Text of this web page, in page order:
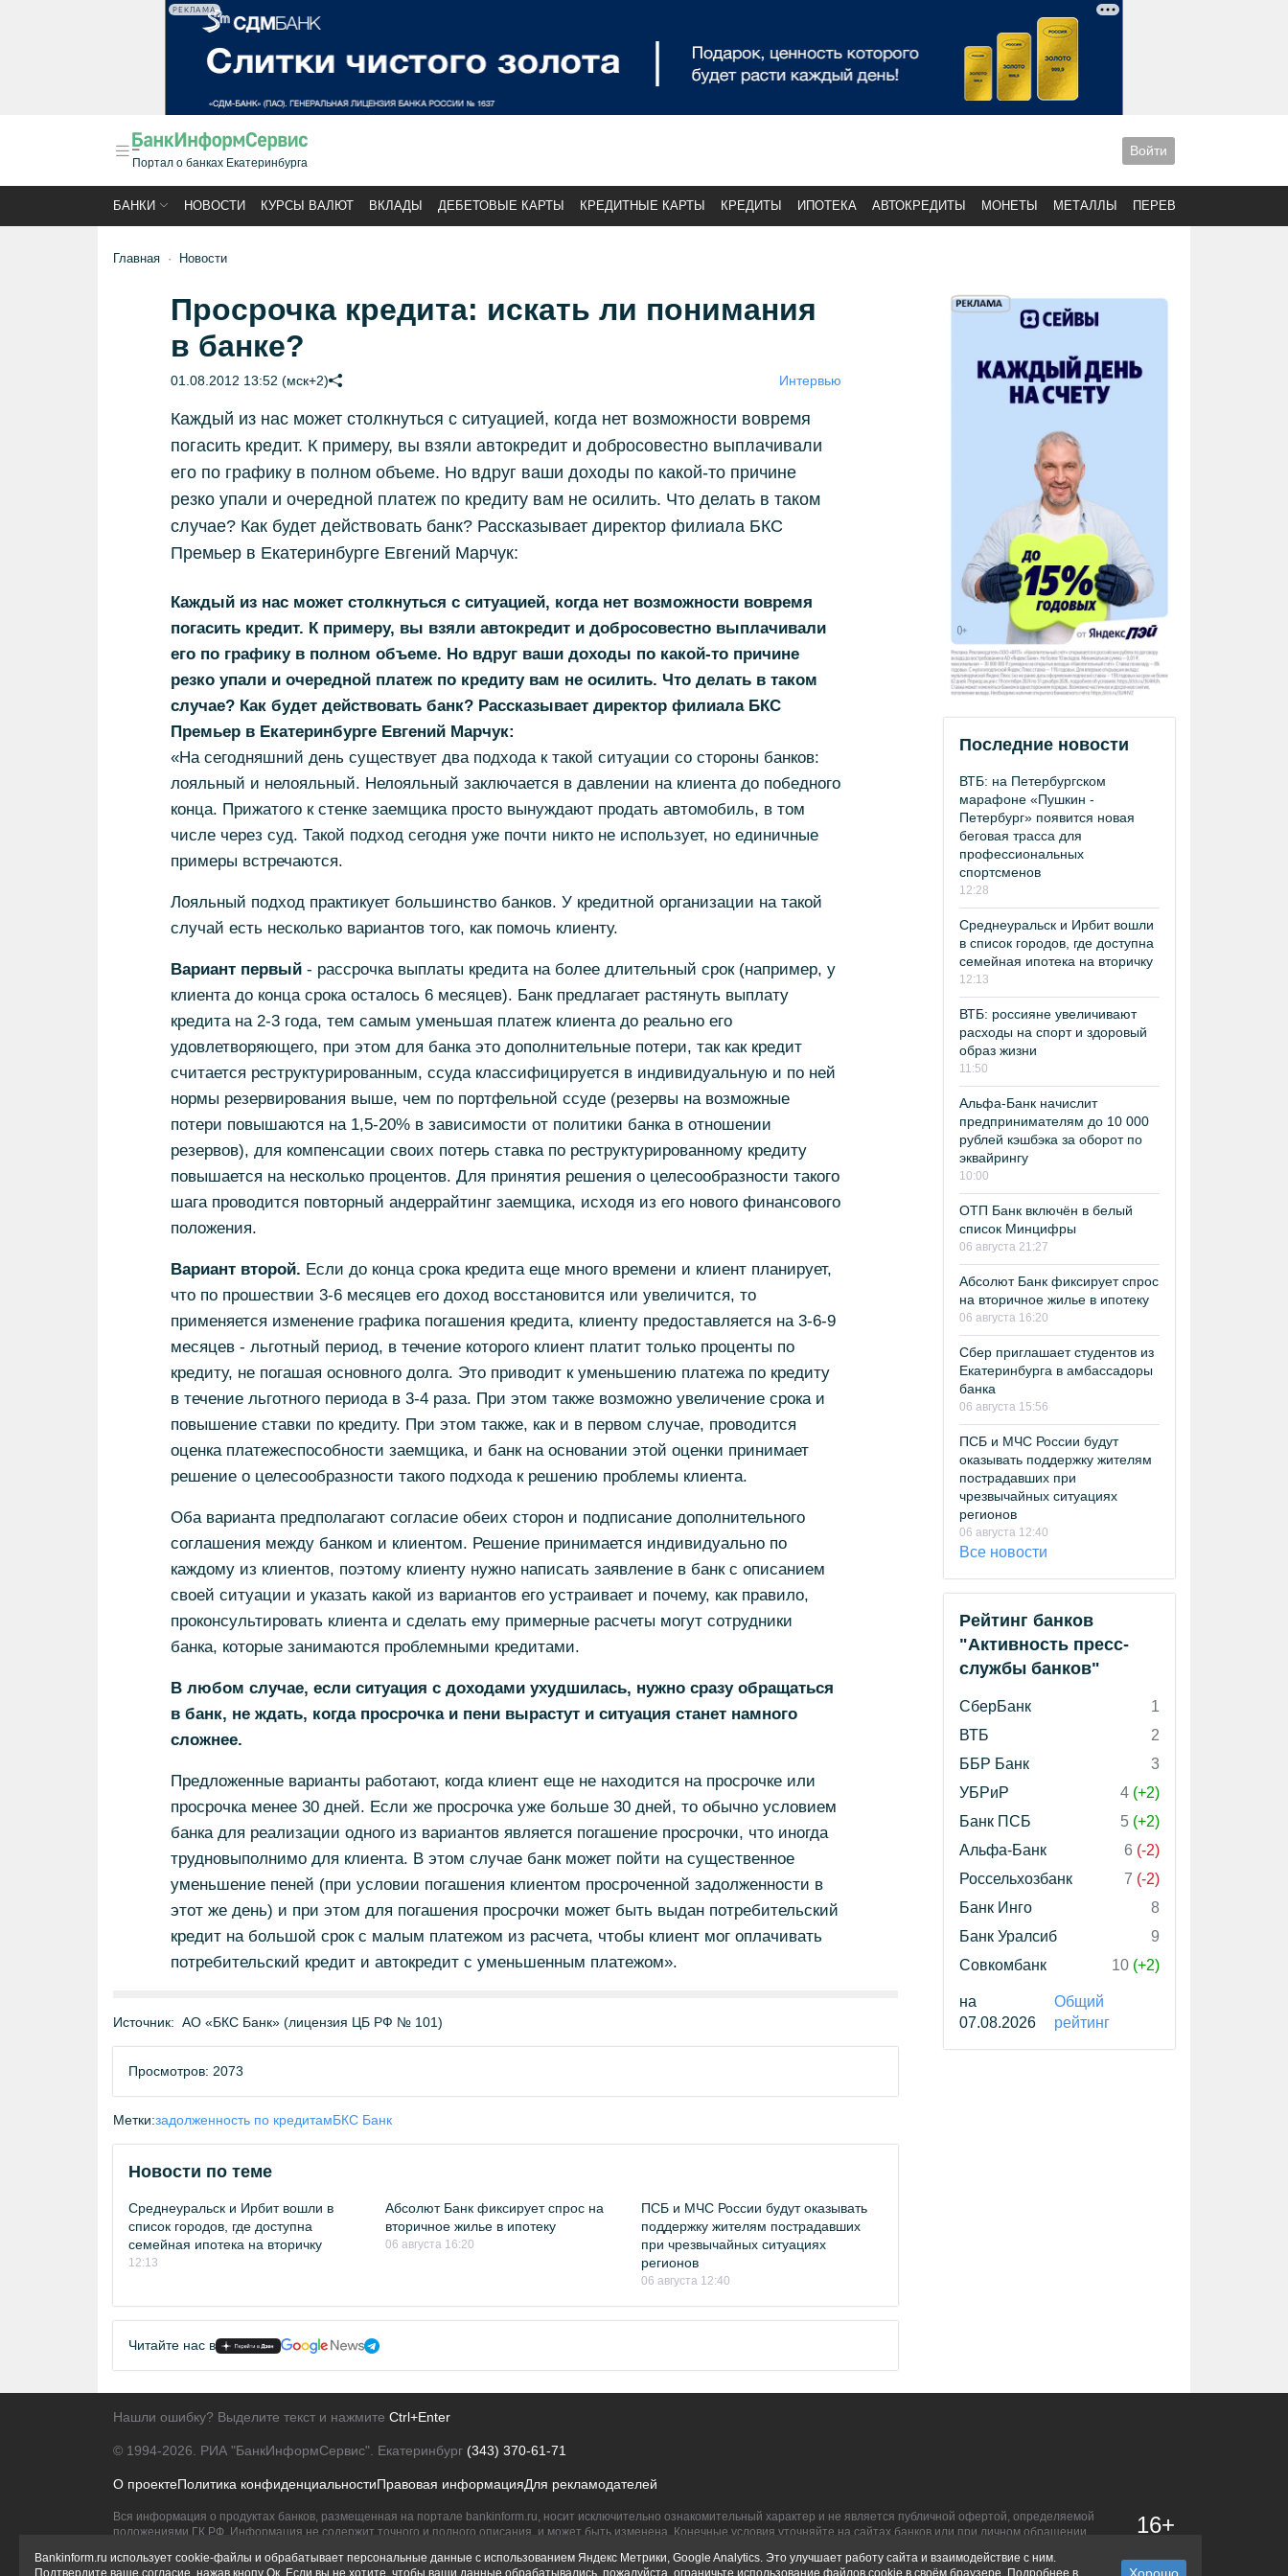
РЕКЛАМА
Портал о банках Екатеринбурга
Войти
БАНКИ НОВОСТИ КУРСЫ ВАЛЮТ ВКЛАДЫ ДЕБЕТОВЫЕ КАРТЫ КРЕДИТНЫЕ КАРТЫ КРЕДИТЫ ИПОТЕКА АВТОКРЕДИТЫ МОНЕТЫ МЕТАЛЛЫ ПЕРЕВОДЫ
Главная Новости
Просрочка кредита: искать ли понимания
в банке?
01.08.2012 13:52 (мск+2) Интервью
Каждый из нас может столкнуться с ситуацией, когда нет возможности вовремя
погасить кредит. К примеру, вы взяли автокредит и добросовестно выплачивали
его по графику в полном объеме. Но вдруг ваши доходы по какой-то причине
резко упали и очередной платеж по кредиту вам не осилить. Что делать в таком
случае? Как будет действовать банк? Рассказывает директор филиала БКС
Премьер в Екатеринбурге Евгений Марчук:
Каждый из нас может столкнуться с ситуацией, когда нет возможности вовремя
погасить кредит. К примеру, вы взяли автокредит и добросовестно выплачивали
его по графику в полном объеме. Но вдруг ваши доходы по какой-то причине
резко упали и очередной платеж по кредиту вам не осилить. Что делать в таком
случае? Как будет действовать банк? Рассказывает директор филиала БКС
Премьер в Екатеринбурге Евгений Марчук:
«На сегодняшний день существует два подхода к такой ситуации со стороны банков:
лояльный и нелояльный. Нелояльный заключается в давлении на клиента до победного
конца. Прижатого к стенке заемщика просто вынуждают продать автомобиль, в том
числе через суд. Такой подход сегодня уже почти никто не использует, но единичные
примеры встречаются.
Лояльный подход практикует большинство банков. У кредитной организации на такой
случай есть несколько вариантов того, как помочь клиенту.
Вариант первый- рассрочка выплаты кредита на более длительный срок (например, у
клиента до конца срока осталось 6 месяцев). Банк предлагает растянуть выплату
кредита на 2-3 года, тем самым уменьшая платеж клиента до реально его
удовлетворяющего, при этом для банка это дополнительные потери, так как кредит
считается реструктурированным, ссуда классифицируется в индивидуальную и по ней
нормы резервирования выше, чем по портфельной ссуде (резервы на возможные
потери повышаются на 1,5-20% в зависимости от политики банка в отношении
резервов), для компенсации своих потерь ставка по реструктурированному кредиту
повышается на несколько процентов. Для принятия решения о целесообразности такого
шага проводится повторный андеррайтинг заемщика, исходя из его нового финансового
положения.
Вариант второй. Если до конца срока кредита еще много времени и клиент планирует,
что по прошествии 3-6 месяцев его доход восстановится или увеличится, то
применяется изменение графика погашения кредита, клиенту предоставляется на 3-6-9
месяцев - льготный период, в течение которого клиент платит только проценты по
кредиту, не погашая основного долга. Это приводит к уменьшению платежа по кредиту
в течение льготного периода в 3-4 раза. При этом также возможно увеличение срока и
повышение ставки по кредиту. При этом также, как и в первом случае, проводится
оценка платежеспособности заемщика, и банк на основании этой оценки принимает
решение о целесообразности такого подхода к решению проблемы клиента.
Оба варианта предполагают согласие обеих сторон и подписание дополнительного
соглашения между банком и клиентом. Решение принимается индивидуально по
каждому из клиентов, поэтому клиенту нужно написать заявление в банк с описанием
своей ситуации и указать какой из вариантов его устраивает и почему, как правило,
проконсультировать клиента и сделать ему примерные расчеты могут сотрудники
банка, которые занимаются проблемными кредитами.
В любом случае, если ситуация с доходами ухудшилась, нужно сразу обращаться
в банк, не ждать, когда просрочка и пени вырастут и ситуация станет намного
сложнее.
Предложенные варианты работают, когда клиент еще не находится на просрочке или
просрочка менее 30 дней. Если же просрочка уже больше 30 дней, то обычно условием
банка для реализации одного из вариантов является погашение просрочки, что иногда
трудновыполнимо для клиента. В этом случае банк может пойти на существенное
уменьшение пеней (при условии погашения клиентом просроченной задолженности в
этот же день) и при этом для погашения просрочки может быть выдан потребительский
кредит на большой срок с малым платежом из расчета, чтобы клиент мог оплачивать
потребительский кредит и автокредит с уменьшенным платежом».
Источник: АО «БКС Банк» (лицензия ЦБ РФ № 101)
Просмотров: 2073
Метки:задолженность по кредитамБКС Банк
Новости по теме
Среднеуральск и Ирбит вошли в
список городов, где доступна
семейная ипотека на вторичку
12:13
Абсолют Банк фиксирует спрос на
вторичное жилье в ипотеку
06 августа 16:20
ПСБ и МЧС России будут оказывать
поддержку жителям пострадавших
при чрезвычайных ситуациях
регионов
06 августа 12:40
Читайте нас в
Последние новости
ВТБ: на Петербургском
марафоне «Пушкин -
Петербург» появится новая
беговая трасса для
профессиональных
спортсменов
12:28
Среднеуральск и Ирбит вошли
в список городов, где доступна
семейная ипотека на вторичку
12:13
ВТБ: россияне увеличивают
расходы на спорт и здоровый
образ жизни
11:50
Альфа-Банк начислит
предпринимателям до 10 000
рублей кэшбэка за оборот по
эквайрингу
10:00
ОТП Банк включён в белый
список Минцифры
06 августа 21:27
Абсолют Банк фиксирует спрос
на вторичное жилье в ипотеку
06 августа 16:20
Сбер приглашает студентов из
Екатеринбурга в амбассадоры
банка
06 августа 15:56
ПСБ и МЧС России будут
оказывать поддержку жителям
пострадавших при
чрезвычайных ситуациях
регионов
06 августа 12:40
Все новости
Рейтинг банков
"Активность пресс-
службы банков"
СберБанк
1
ВТБ
2
ББР Банк
3
УБРиР
4 (+2)
Банк ПСБ
5 (+2)
Альфа-Банк
6 (-2)
Россельхозбанк
7 (-2)
Банк Инго
8
Банк Уралсиб
9
Совкомбанк
10 (+2)
на
07.08.2026
Общий
рейтинг
Нашли ошибку? Выделите текст и нажмите Ctrl+Enter
© 1994-2026. РИА "БанкИнформСервис". Екатеринбург (343) 370-61-71
О проектеПолитика конфиденциальностиПравовая информацияДля рекламодателей
Вся информация о продуктах банков, размещенная на портале bankinform.ru, носит исключительно ознакомительный характер и не является публичной офертой, определяемой
положениями ГК РФ. Информация не содержит точного и полного описания, и может быть изменена. Конечные условия уточняйте на сайтах банков или при личном обращении.
16+
Bankinform.ru использует cookie-файлы и обрабатывает персональные данные с использованием Яндекс Метрики, Google Analytics. Это улучшает работу сайта и взаимодействие с ним.
Подтвердите ваше согласие, нажав кнопу Ок. Если вы не хотите, чтобы ваши данные обрабатывались, пожалуйста, ограничьте использование файлов cookie в своём браузере. Подробнее в